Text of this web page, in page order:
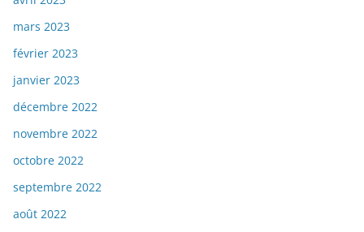
mars 2023
février 2023
janvier 2023
décembre 2022
novembre 2022
octobre 2022
septembre 2022
août 2022